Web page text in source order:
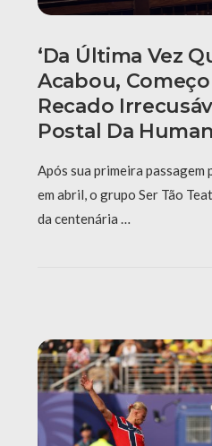
‘Da Última Vez
Acabou,
Recado
Postal Da
Após sua primeira passagem
em abril, o grupo Ser Tão
da centenária …